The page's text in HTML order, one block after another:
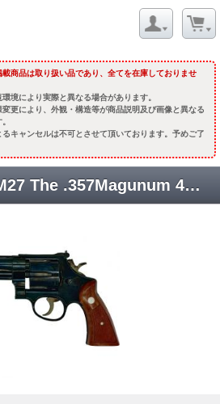
載商品は取り扱い品であり、全てを在庫しておりませ
境により実際と異なる場合があります。
変更により、外観・構造等が商品説明及び画像と異なる
るキャンセルは不可とさせて頂いております。予めご了
モデルガン S&W M27 The .357Magunum 4インチ スチールフィニッシュ [取寄]